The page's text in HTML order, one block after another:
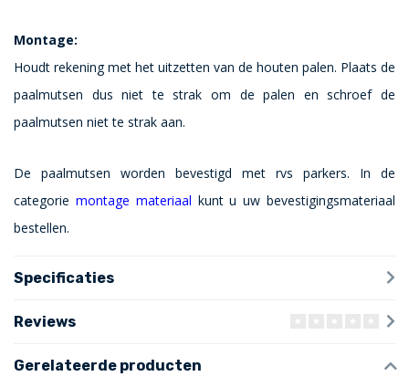
Montage:
Houdt rekening met het uitzetten van de houten palen. Plaats de
paalmutsen dus niet te strak om de palen en schroef de
paalmutsen niet te strak aan.
De paalmutsen worden bevestigd met rvs parkers. In de
categorie montage materiaal kunt u uw bevestigingsmateriaal
bestellen.
Specificaties
Reviews
Gerelateerde producten